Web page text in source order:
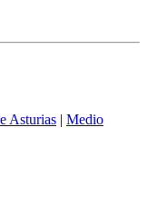
Asturias | Medio